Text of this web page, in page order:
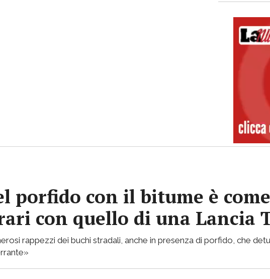
porfido con il bitume è
con quello di una Lancia
rappezzi dei buchi stradali, anche in presenza di porfido, che